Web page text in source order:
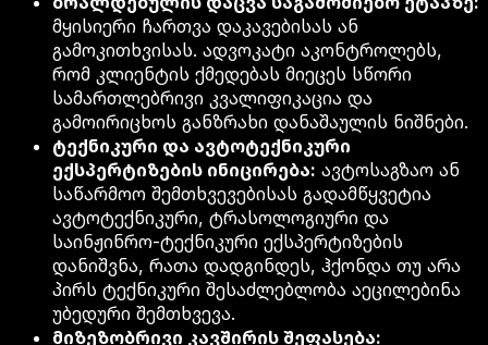
მყისიერი ჩართვა დაკავებისას ან
გამოკითხვისას. ადვოკატი აკონტროლებს,
რომ კლიენტის ქმედებას მიეცეს სწორი
სამართლებრივი კვალიფიკაცია და
გამოირიცხოს განზრახი დანაშაულის ნიშნები.
ტექნიკური და ავტოტექნიკური
ექსპერტიზების ინიცირება: ავტოსაგზაო ან
საწარმოო შემთხვევებისას გადამწყვეტია
ავტოტექნიკური, ტრასოლოგიური და
საინჟინრო-ტექნიკური ექსპერტიზების
დანიშვნა, რათა დადგინდეს, ჰქონდა თუ არა
პირს ტექნიკური შესაძლებლობა აეცილებინა
უბედური შემთხვევა.
მიზეზობრივი კავშირის შეფასება: